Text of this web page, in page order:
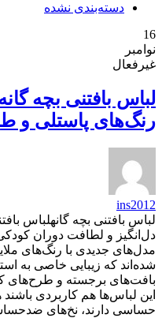
دسته‌بندی نشده
16
نوامبر
غیرفعال
رنگ‌های پاستلی و
ins2012
لباس بافتنی بچه گانهلباس
مدل‌های جدیدی با رنگ‌های
شده‌اند که زیبایی خاصی به
بافت‌های برجسته و طرح‌های
این لباس‌ها هم کاربردی
حساسی دارند، نخ‌های